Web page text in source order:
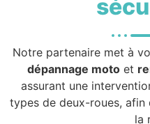
Notre partenaire met à
dépannage motoet
assurant une
types de deux-roues,
la